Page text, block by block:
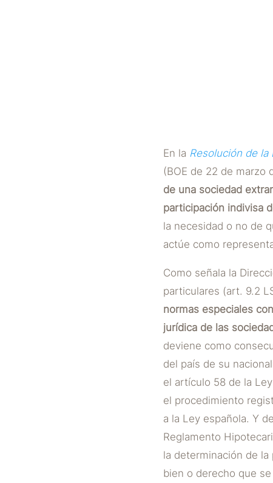
En la Resolución de
(BOE de 22 de marzo
de una sociedad
participación indivisa
la necesidad o no de
actúe como
Como señala la
particulares (art. 9.2
normas especiales
jurídica de las
deviene como
del país de su
el artículo 58 de la
el procedimiento
a la Ley española. Y
Reglamento
la determinación de
bien o derecho que